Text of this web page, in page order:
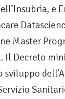
e
Master
Il Decreto
sviluppo